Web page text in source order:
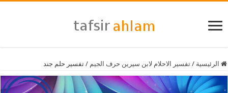
الرئيسية / تفسير الاحلام لابن سيرين حرف الجيم / تفسير حلم جند